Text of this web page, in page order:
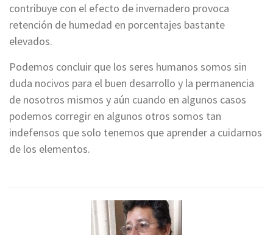
contribuye con el efecto de invernadero provoca
retención de humedad en porcentajes bastante
elevados.
Podemos concluir que los seres humanos somos sin
duda nocivos para el buen desarrollo y la permanencia
de nosotros mismos y aún cuando en algunos casos
podemos corregir en algunos otros somos tan
indefensos que solo tenemos que aprender a cuidarnos
de los elementos.